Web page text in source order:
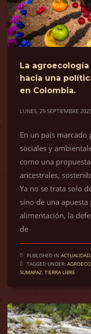
La
hacia una
en Colombia.
LUNES, 29 SEPTIEMBRE
En un país
sociales y
como una
ancestrales,
Ya no se trata solo
sino de una
alimentación, la
de
PUBLISHED IN ACTUALIDAD
TAGGED UNDER:
SUMAPAZ TIERRA LIBRE